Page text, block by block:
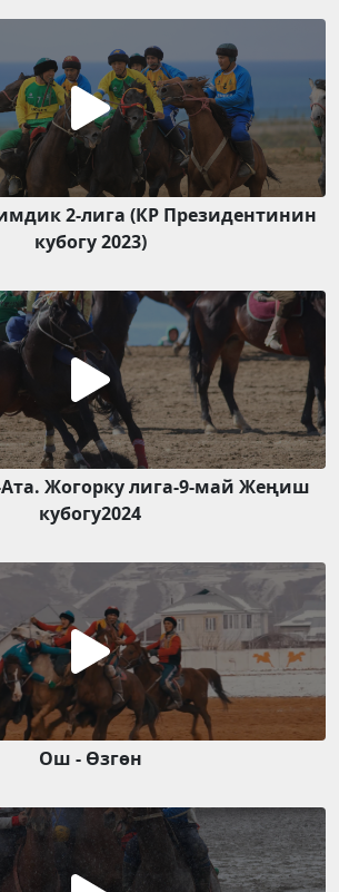
2-лига (КР Президентинин
кубогу 2023)
Жогорку лига-9-май Жеңиш
кубогу2024
Ош - Өзгөн